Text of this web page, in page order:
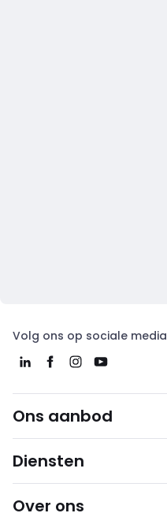
Volg ons op sociale media
Ons aanbod
Diensten
Over ons